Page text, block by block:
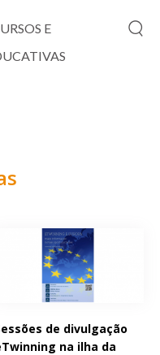
E
de divulgação
na ilha da